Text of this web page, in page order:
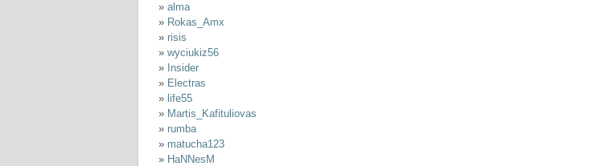
» alma
» Rokas_Amx
» risis
» wyciukiz56
» Insider
» Electras
» life55
» Martis_Kafituliovas
» rumba
» matucha123
» HaNNesM